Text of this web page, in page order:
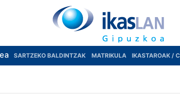
SARTZEKO BALDINTZAK MATRIKULA IKASTAROAK /